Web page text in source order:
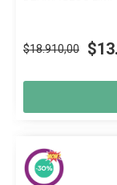
$18.910,00